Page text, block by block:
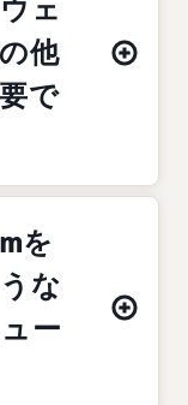
ェ
他
で
を
な
ー